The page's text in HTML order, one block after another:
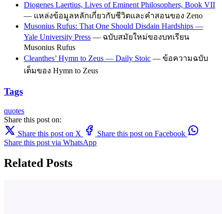
Diogenes Laertius, Lives of Eminent Philosophers, Book VII
— แหล่งข้อมูลหลักเกี่ยวกับชีวิตและคำสอนของ Zeno
Musonius Rufus: That One Should Disdain Hardships —
Yale University Press — ฉบับสมัยใหม่ของบทเรียน
Musonius Rufus
Cleanthes’ Hymn to Zeus — Daily Stoic — ข้อความฉบับ
เต็มของ Hymn to Zeus
Tags
quotes
Share this post on:
Share this post on X
Share this post on Facebook
Share this post via WhatsApp
Related Posts